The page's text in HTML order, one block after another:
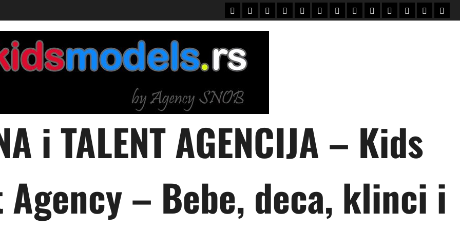
HomeMali
Novi UPISO
PORODICE
KONTAKT
KLIJENTI
USLOVIзачисление
зарахування
EnglishVesti
i TALENT AGENCIJA – Kids
Agency – Bebe, deca, klinci i